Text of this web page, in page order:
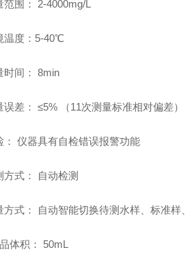
范围： 2-4000mg/L
温度： 5-40℃
时间： 8min
误差： ≤5% （11次测量标准相对偏差）
仪器具有自检错误报警功能
方式： 自动检测
方式： 自动智能切换待测水样、标准样
体积： 50mL